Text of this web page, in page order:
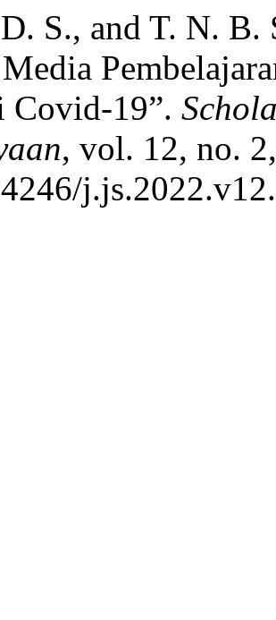
S., and T. N. B.
Covid-19”.
, vol. 12, no.